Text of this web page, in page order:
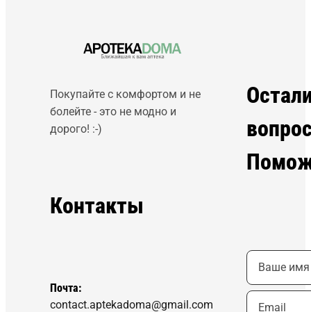
Покупайте с комфортом и не
болейте - это не модно и
дорого! :-)
Контакты
Почта:
contact.aptekadoma@gmail.com